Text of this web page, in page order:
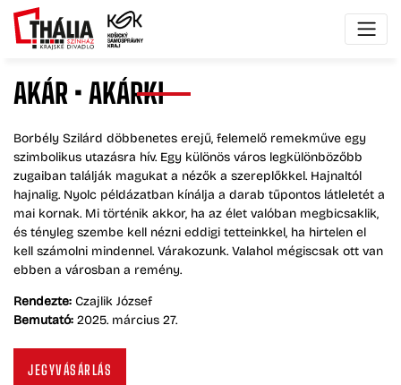
AKÁR • AKÁRKI
Borbély Szilárd döbbenetes erejű, felemelő remekműve egy
szimbolikus utazásra hív. Egy különös város legkülönbözőbb
zugaiban találják magukat a nézők a szereplőkkel. Hajnaltól
hajnalig. Nyolc példázatban kínálja a darab tűpontos látleletét a
mai kornak. Mi történik akkor, ha az élet valóban megbicsaklik,
és tényleg szembe kell nézni eddigi tetteinkkel, ha hirtelen el
kell számolni mindennel. Várakozunk. Valahol mégiscsak ott van
ebben a városban a remény.
Rendezte: Czajlik József
Bemutató: 2025. március 27.
JEGYVÁSÁRLÁS